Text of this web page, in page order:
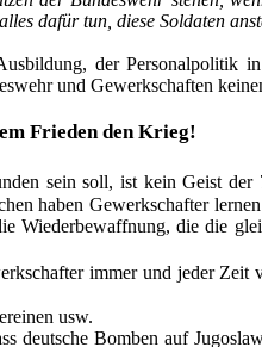
dafür tun, diese Soldaten
der Personalpolitik
und Gewerkschaften
Frieden den Krieg!
sein soll, ist kein Geist
haben Gewerkschafter
Wiederbewaffnung, die die
immer und jeder Zeit
usw.
deutsche Bomben auf